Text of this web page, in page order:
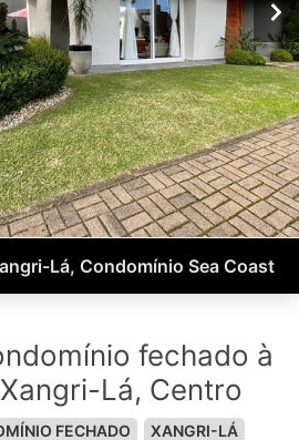
Lá, Condomínio Sea Coast
fechado à
Lá, Centro
FECHADO XANGRI-LÁ